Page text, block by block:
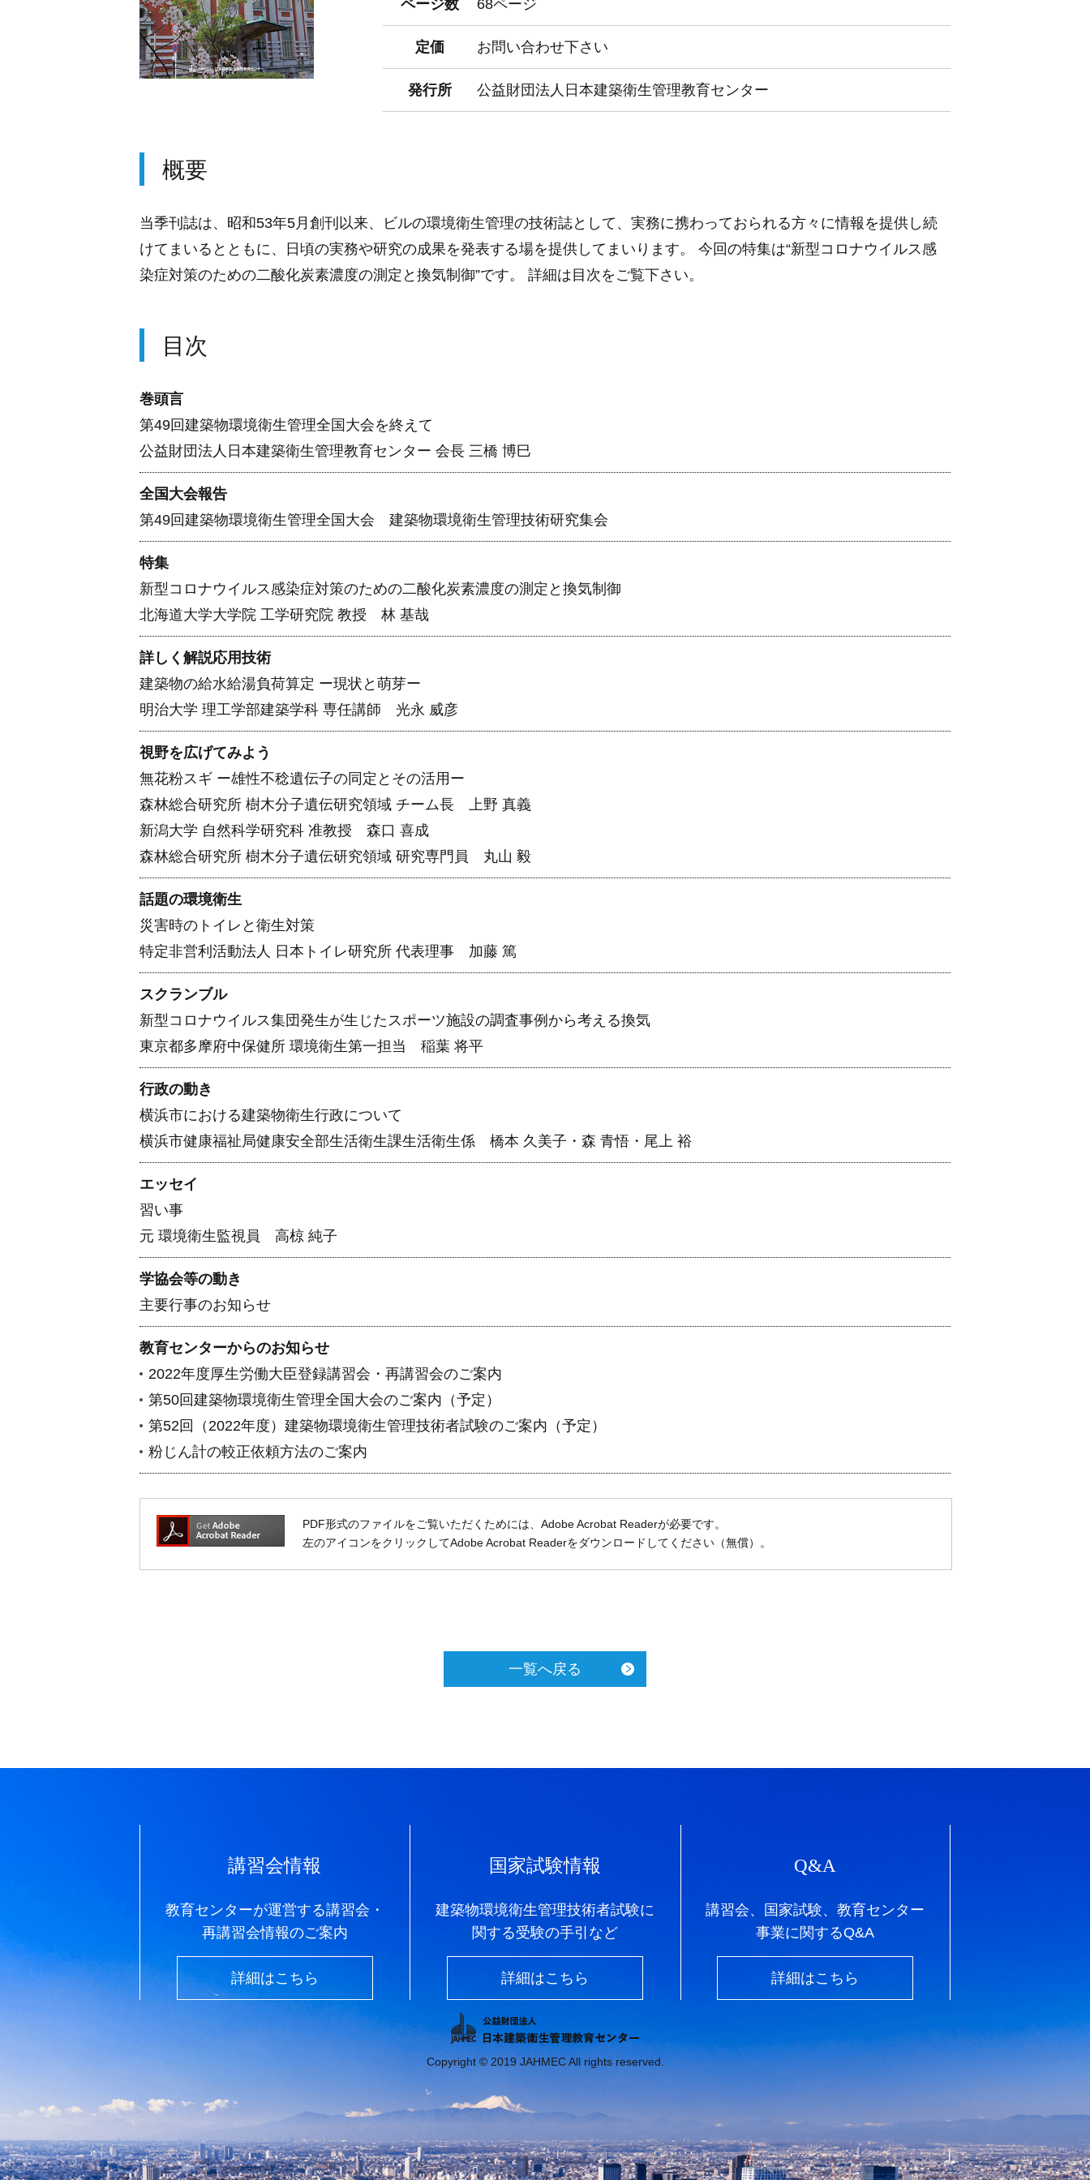
ページ数 68ページ
定価 お問い合わせ下さい
発行所 公益財団法人日本建築衛生管理教育センター
概要
当季刊誌は、昭和53年5月創刊以来、ビルの環境衛生管理の技術誌として、実務に携わっておられる方々に情報を提供し続
けてまいるとともに、日頃の実務や研究の成果を発表する場を提供してまいります。 今回の特集は“新型コロナウイルス感
染症対策のための二酸化炭素濃度の測定と換気制御”です。 詳細は目次をご覧下さい。
目次
巻頭言
第49回建築物環境衛生管理全国大会を終えて
公益財団法人日本建築衛生管理教育センター 会長 三橋 博巳
全国大会報告
第49回建築物環境衛生管理全国大会 建築物環境衛生管理技術研究集会
特集
新型コロナウイルス感染症対策のための二酸化炭素濃度の測定と換気制御
北海道大学大学院 工学研究院 教授 林 基哉
詳しく解説応用技術
建築物の給水給湯負荷算定 ー現状と萌芽ー
明治大学 理工学部建築学科 専任講師 光永 威彦
視野を広げてみよう
無花粉スギ ー雄性不稔遺伝子の同定とその活用ー
森林総合研究所 樹木分子遺伝研究領域 チーム長 上野 真義
新潟大学 自然科学研究科 准教授 森口 喜成
森林総合研究所 樹木分子遺伝研究領域 研究専門員 丸山 毅
話題の環境衛生
災害時のトイレと衛生対策
特定非営利活動法人 日本トイレ研究所 代表理事 加藤 篤
スクランブル
新型コロナウイルス集団発生が生じたスポーツ施設の調査事例から考える換気
東京都多摩府中保健所 環境衛生第一担当 稲葉 将平
行政の動き
横浜市における建築物衛生行政について
横浜市健康福祉局健康安全部生活衛生課生活衛生係 橋本 久美子・森 青悟・尾上 裕
エッセイ
習い事
元 環境衛生監視員 高椋 純子
学協会等の動き
主要行事のお知らせ
教育センターからのお知らせ
2022年度厚生労働大臣登録講習会・再講習会のご案内
第50回建築物環境衛生管理全国大会のご案内（予定）
第52回（2022年度）建築物環境衛生管理技術者試験のご案内（予定）
粉じん計の較正依頼方法のご案内
PDF形式のファイルをご覧いただくためには、Adobe Acrobat Readerが必要です。
左のアイコンをクリックしてAdobe Acrobat Readerをダウンロードしてください（無償）。
一覧へ戻る
講習会情報
教育センターが運営する講習会・
再講習会情報のご案内
詳細はこちら
国家試験情報
建築物環境衛生管理技術者試験に
関する受験の手引など
詳細はこちら
Q&A
講習会、国家試験、教育センター
事業に関するQ&A
詳細はこちら
Copyright © 2019 JAHMEC All rights reserved.